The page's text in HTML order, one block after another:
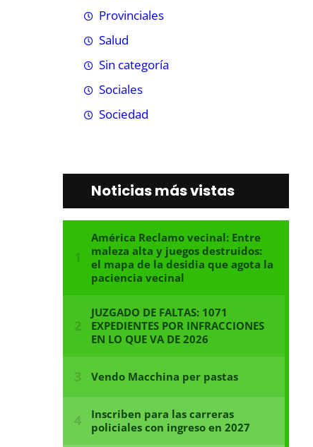
Provinciales
Salud
Sin categoría
Sociales
Sociedad
Noticias más vistas